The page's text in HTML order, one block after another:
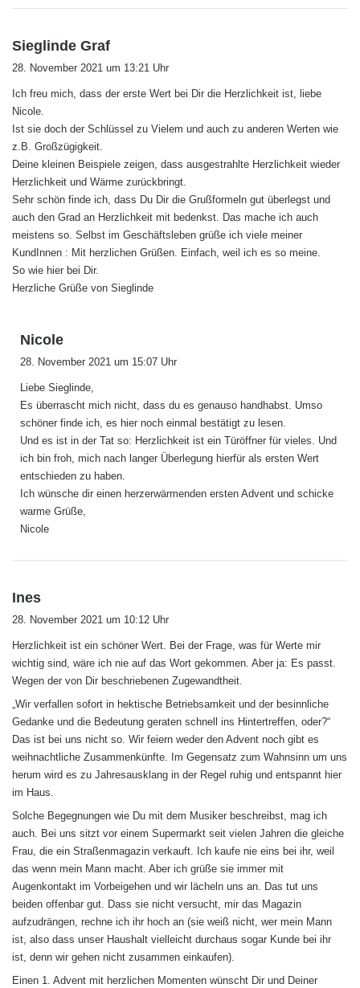
Sieglinde Graf
t
28. November 2021 um 13:21 Uhr
Ich freu mich, dass der erste Wert bei Dir die Herzlichkeit ist, liebe
Nicole.
Ist sie doch der Schlüssel zu Vielem und auch zu anderen Werten wie
z.B. Großzügigkeit.
Deine kleinen Beispiele zeigen, dass ausgestrahlte Herzlichkeit wieder
Herzlichkeit und Wärme zurückbringt.
Sehr schön finde ich, dass Du Dir die Grußformeln gut überlegst und
auch den Grad an Herzlichkeit mit bedenkst. Das mache ich auch
meistens so. Selbst im Geschäftsleben grüße ich viele meiner
KundInnen : Mit herzlichen Grüßen. Einfach, weil ich es so meine.
So wie hier bei Dir.
Herzliche Grüße von Sieglinde
Nicole
t
:
28. November 2021 um 15:07 Uhr
Liebe Sieglinde,
Es überrascht mich nicht, dass du es genauso handhabst. Umso
schöner finde ich, es hier noch einmal bestätigt zu lesen.
Und es ist in der Tat so: Herzlichkeit ist ein Türöffner für vieles. Und
ich bin froh, mich nach langer Überlegung hierfür als ersten Wert
entschieden zu haben.
Ich wünsche dir einen herzerwärmenden ersten Advent und schicke
warme Grüße,
Nicole
Ines
t
:
28. November 2021 um 10:12 Uhr
Herzlichkeit ist ein schöner Wert. Bei der Frage, was für Werte mir
wichtig sind, wäre ich nie auf das Wort gekommen. Aber ja: Es passt.
Wegen der von Dir beschriebenen Zugewandtheit.
„Wir verfallen sofort in hektische Betriebsamkeit und der besinnliche
Gedanke und die Bedeutung geraten schnell ins Hintertreffen, oder?“
Das ist bei uns nicht so. Wir feiern weder den Advent noch gibt es
weihnachtliche Zusammenkünfte. Im Gegensatz zum Wahnsinn um uns
herum wird es zu Jahresausklang in der Regel ruhig und entspannt hier
im Haus.
Solche Begegnungen wie Du mit dem Musiker beschreibst, mag ich
auch. Bei uns sitzt vor einem Supermarkt seit vielen Jahren die gleiche
Frau, die ein Straßenmagazin verkauft. Ich kaufe nie eins bei ihr, weil
das wenn mein Mann macht. Aber ich grüße sie immer mit
Augenkontakt im Vorbeigehen und wir lächeln uns an. Das tut uns
beiden offenbar gut. Dass sie nicht versucht, mir das Magazin
aufzudrängen, rechne ich ihr hoch an (sie weiß nicht, wer mein Mann
ist, also dass unser Haushalt vielleicht durchaus sogar Kunde bei ihr
ist, denn wir gehen nicht zusammen einkaufen).
Einen 1. Advent mit herzlichen Momenten wünscht Dir und Deiner